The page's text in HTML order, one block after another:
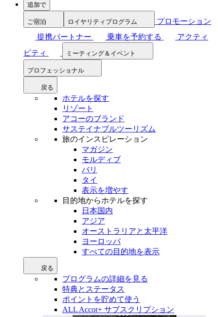
追加で
ご宿泊 ロイヤリティプログラム
プロモーション
提携パートナー
乗車を予約する
アクティ
ビティ
ミーティング＆イベント
プロフェッショナル
戻る
ホテルを探す
リゾート
アコーのブランド
サステイナブルツーリズム
旅のインスピレーション
マガジン
モルディブ
バリ
タイ
表示を増やす
目的地からホテルを探す
日本国内
アジア
オーストラリアと太平洋
ヨーロッパ
すべての目的地を表示
戻る
プログラムの詳細を見る
特典とステータス
ポイントを貯めて使う
ALL Accor+ サブスクリプション